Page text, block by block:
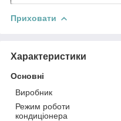
Приховати
Характеристики
Основні
Виробник
Режим роботи
кондиціонера